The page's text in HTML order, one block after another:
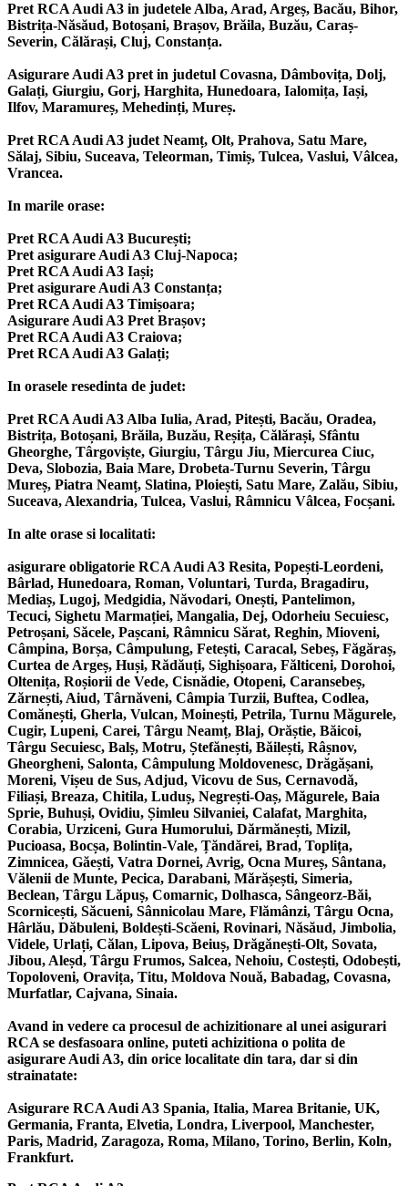
Pret RCA Audi A3 in judetele Alba, Arad, Argeș, Bacău, Bihor,
Bistrița-Năsăud, Botoșani, Brașov, Brăila, Buzău, Caraș-
Severin, Călărași, Cluj, Constanța.
Asigurare Audi A3 pret in judetul Covasna, Dâmbovița, Dolj,
Galați, Giurgiu, Gorj, Harghita, Hunedoara, Ialomița, Iași,
Ilfov, Maramureș, Mehedinți, Mureș.
Pret RCA Audi A3 judet Neamț, Olt, Prahova, Satu Mare,
Sălaj, Sibiu, Suceava, Teleorman, Timiș, Tulcea, Vaslui, Vâlcea,
Vrancea.
In marile orase:
Pret RCA Audi A3 București;
Pret asigurare Audi A3 Cluj-Napoca;
Pret RCA Audi A3 Iași;
Pret asigurare Audi A3 Constanța;
Pret RCA Audi A3 Timișoara;
Asigurare Audi A3 Pret Brașov;
Pret RCA Audi A3 Craiova;
Pret RCA Audi A3 Galați;
In orasele resedinta de judet:
Pret RCA Audi A3 Alba Iulia, Arad, Pitești, Bacău, Oradea,
Bistrița, Botoșani, Brăila, Buzău, Reșița, Călărași, Sfântu
Gheorghe, Târgoviște, Giurgiu, Târgu Jiu, Miercurea Ciuc,
Deva, Slobozia, Baia Mare, Drobeta-Turnu Severin, Târgu
Mureș, Piatra Neamț, Slatina, Ploiești, Satu Mare, Zalău, Sibiu,
Suceava, Alexandria, Tulcea, Vaslui, Râmnicu Vâlcea, Focșani.
In alte orase si localitati:
asigurare obligatorie RCA Audi A3 Resita, Popești-Leordeni,
Bârlad, Hunedoara, Roman, Voluntari, Turda, Bragadiru,
Mediaș, Lugoj, Medgidia, Năvodari, Onești, Pantelimon,
Tecuci, Sighetu Marmației, Mangalia, Dej, Odorheiu Secuiesc,
Petroșani, Săcele, Pașcani, Râmnicu Sărat, Reghin, Mioveni,
Câmpina, Borșa, Câmpulung, Fetești, Caracal, Sebeș, Făgăraș,
Curtea de Argeș, Huși, Rădăuți, Sighișoara, Fălticeni, Dorohoi,
Oltenița, Roșiorii de Vede, Cisnădie, Otopeni, Caransebeș,
Zărnești, Aiud, Târnăveni, Câmpia Turzii, Buftea, Codlea,
Comănești, Gherla, Vulcan, Moinești, Petrila, Turnu Măgurele,
Cugir, Lupeni, Carei, Târgu Neamț, Blaj, Orăștie, Băicoi,
Târgu Secuiesc, Balș, Motru, Ștefănești, Băilești, Râșnov,
Gheorgheni, Salonta, Câmpulung Moldovenesc, Drăgășani,
Moreni, Vișeu de Sus, Adjud, Vicovu de Sus, Cernavodă,
Filiași, Breaza, Chitila, Luduș, Negrești-Oaș, Măgurele, Baia
Sprie, Buhuși, Ovidiu, Șimleu Silvaniei, Calafat, Marghita,
Corabia, Urziceni, Gura Humorului, Dărmănești, Mizil,
Pucioasa, Bocșa, Bolintin-Vale, Țăndărei, Brad, Toplița,
Zimnicea, Găești, Vatra Dornei, Avrig, Ocna Mureș, Sântana,
Vălenii de Munte, Pecica, Darabani, Mărășești, Simeria,
Beclean, Târgu Lăpuș, Comarnic, Dolhasca, Sângeorz-Băi,
Scornicești, Săcueni, Sânnicolau Mare, Flămânzi, Târgu Ocna,
Hârlău, Dăbuleni, Boldești-Scăeni, Rovinari, Năsăud, Jimbolia,
Videle, Urlați, Călan, Lipova, Beiuș, Drăgănești-Olt, Sovata,
Jibou, Aleșd, Târgu Frumos, Salcea, Nehoiu, Costești, Odobești,
Topoloveni, Oravița, Titu, Moldova Nouă, Babadag, Covasna,
Murfatlar, Cajvana, Sinaia.
Avand in vedere ca procesul de achizitionare al unei asigurari
RCA se desfasoara online, puteti achizitiona o polita de
asigurare Audi A3, din orice localitate din tara, dar si din
strainatate:
Asigurare RCA Audi A3 Spania, Italia, Marea Britanie, UK,
Germania, Franta, Elvetia, Londra, Liverpool, Manchester,
Paris, Madrid, Zaragoza, Roma, Milano, Torino, Berlin, Koln,
Frankfurt.